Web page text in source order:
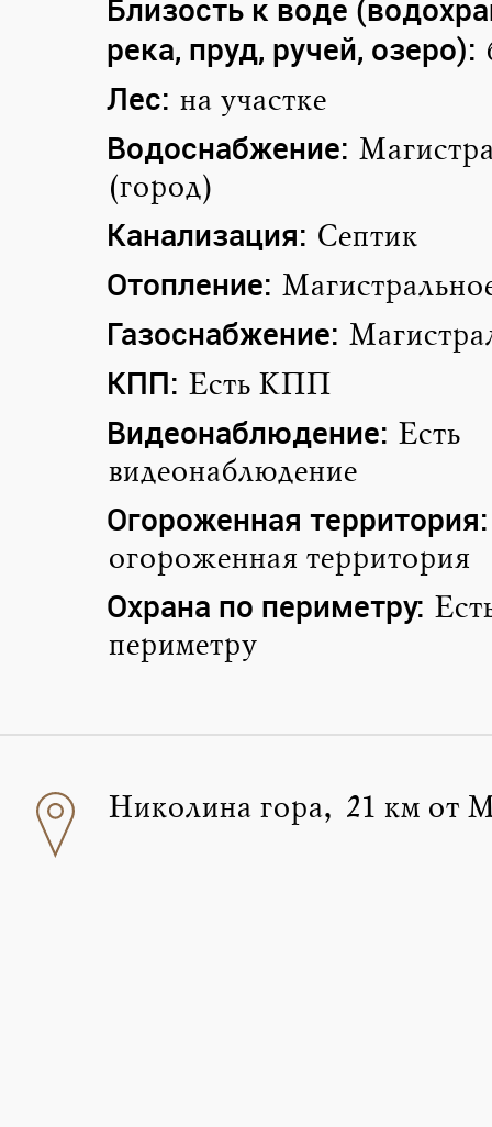
Близость к воде
река, пруд, ручей, озеро):
Лес: на участке
Водоснабжение:
(город)
Канализация: Септик
Отопление:
Газоснабжение:
КПП: Есть КПП
Видеонаблюдение: Есть
видеонаблюдение
Огороженная территория:
огороженная территория
Охрана по периметру:
периметру
Николина гора, 21 км от